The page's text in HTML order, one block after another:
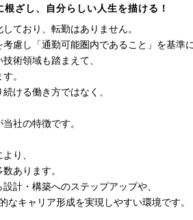
ざし、自分らしい人生を描ける！
ており、転勤はありません。
慮し「通勤可能圏内であること」を基準
術領域も踏まえて、
。
ける働き方ではなく、
社の特徴です。
り、
あります。
計・構築へのステップアップや、
なキャリア形成を実現しやすい環境です。